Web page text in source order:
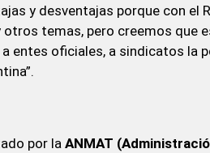
y desventajas porque con el
temas, pero creemos que
entes oficiales, a sindicatos la
por la ANMAT